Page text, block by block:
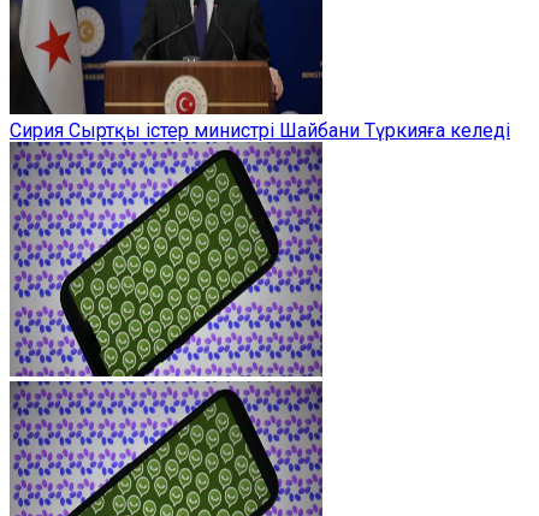
Сирия Сыртқы істер министрі Шайбани Түркияға келеді